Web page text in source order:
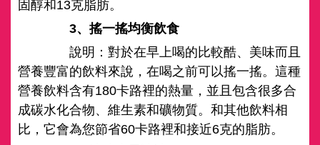
固醇和13克脂肪。
3、搖一搖均衡飲食
說明：對於在早上喝的比較酷、美味而且
營養豐富的飲料來說，在喝之前可以搖一搖。這種
營養飲料含有180卡路裡的熱量，並且包含很多合
成碳水化合物、維生素和礦物質。和其他飲料相
比，它會為您節省60卡路裡和接近6克的脂肪。